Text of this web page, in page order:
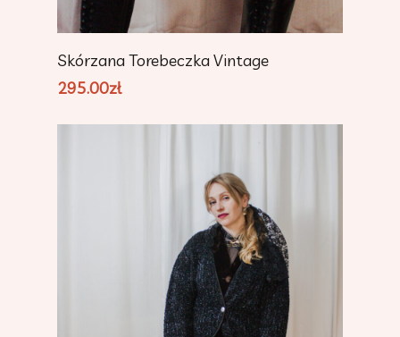
Add To Cart
Skórzana Torebeczka Vintage
295.00zł